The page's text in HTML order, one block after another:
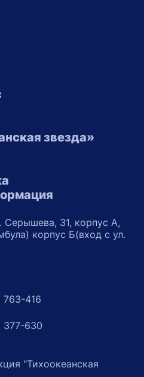
звезда»
Серышева, 31, корпус А,
корпус Б(вход с ул.
763-416
377-630
"Тихоокеанская